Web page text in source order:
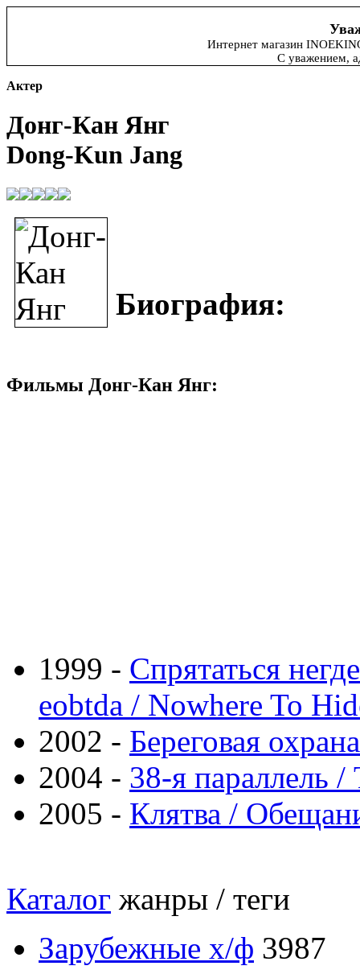
Интернет магазин
С уважением,
Актер
Донг-Кан Янг
Dong-Kun Jang
Биография:
Фильмы Донг-Кан Янг:
1999 - Спрятаться
eobtda / Nowhere To
2002 - Береговая
2004 - 38-я параллель
2005 - Клятва /
Каталог жанры / теги
Зарубежные х/ф 3987